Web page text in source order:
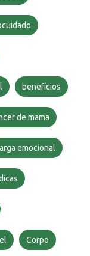
benefícios
de mama
emocional
Corpo